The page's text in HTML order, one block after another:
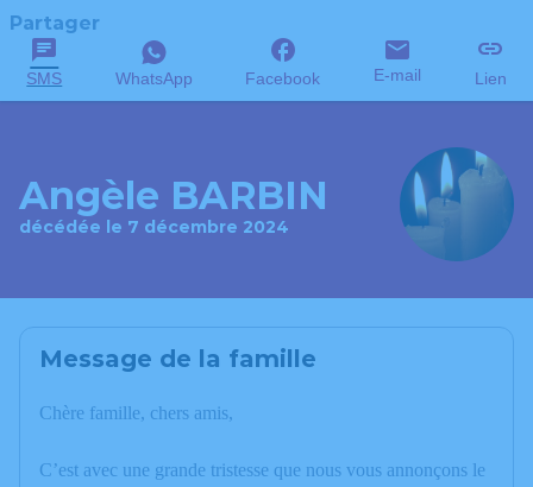
Partager
SMS WhatsApp Facebook E-mail Lien
Angèle BARBIN
décédée le 7 décembre 2024
Message de la famille
Chère famille, chers amis,
C’est avec une grande tristesse que nous vous annonçons le